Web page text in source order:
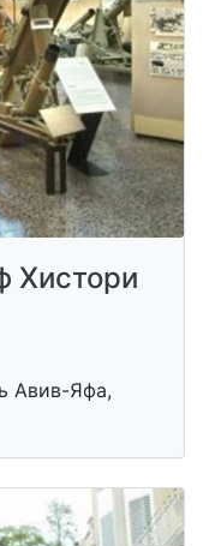
Хистори
Авив-Яфа,